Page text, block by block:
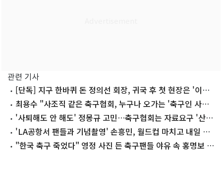
관련 기사
[단독] 지구 한바퀴 돈 정의선 회장, 귀국 후 첫 현장은 '이곳'
왜?최용수 "사조직 같은 축구협회, 누구나 오가는 '축구인 사랑
방' 돼야"
'사퇴해도 안 해도' 정몽규 고민…축구협회는 자료요구 '산더
미''LA공항서 팬들과 기념촬영' 손흥민, 월드컵 마치고 내일 귀
국…"다시 뛰겠다"
"한국 축구 죽었다" 영정 사진 든 축구팬들 야유 속 홍명보 감